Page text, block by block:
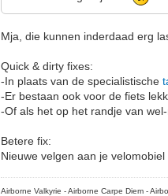
Mja, die kunnen inderdaad erg
Quick & dirty fixes:
-In plaats van de specialistische
-Er bestaan ook voor de fiets
-Of als het op het randje van
Betere fix:
Nieuwe velgen aan je
Airborne Valkyrie - Airborne Carpe Diem -